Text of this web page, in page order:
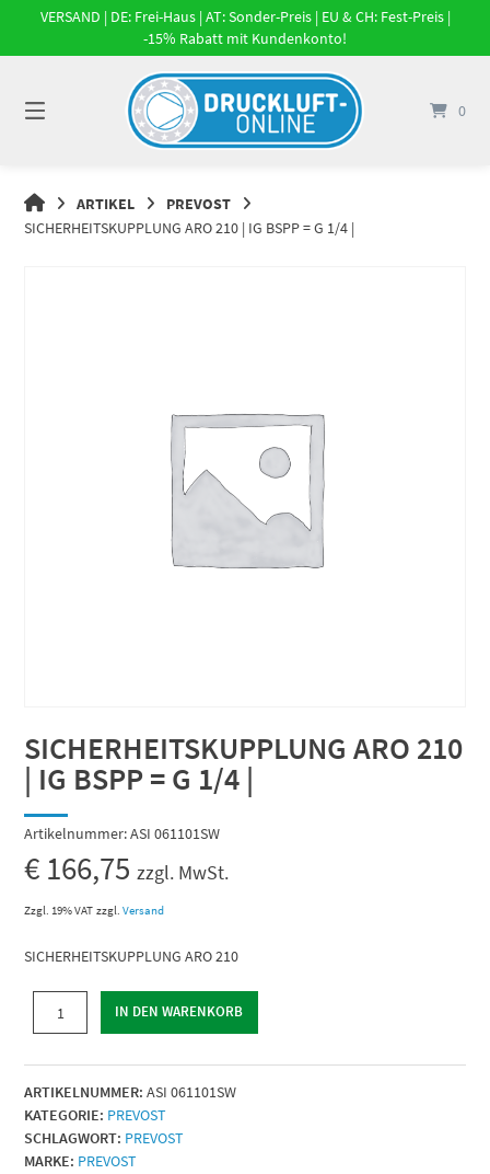
Springe
Inhalt
VERSAND | DE: Frei-Haus | AT: Sonder-Preis | EU & CH: Fest-Preis |
-15% Rabatt mit Kundenkonto!
0
DRUCKLUFT-
ONLINE
ARTIKEL
PREVOST
SICHERHEITSKUPPLUNG ARO 210 | IG BSPP = G 1/4 |
SICHERHEITSKUPPLUNG ARO 210
| IG BSPP = G 1/4 |
Artikelnummer:ASI 061101SW
€ 166,75 zzgl. MwSt.
Zzgl. 19% VAT zzgl.Versand
SICHERHEITSKUPPLUNG ARO 210
|
IG
BSPP
=
G
IN DEN WARENKORB
ARTIKELNUMMER: ASI 061101SW
KATEGORIE: PREVOST
SCHLAGWORT: PREVOST
MARKE: PREVOST